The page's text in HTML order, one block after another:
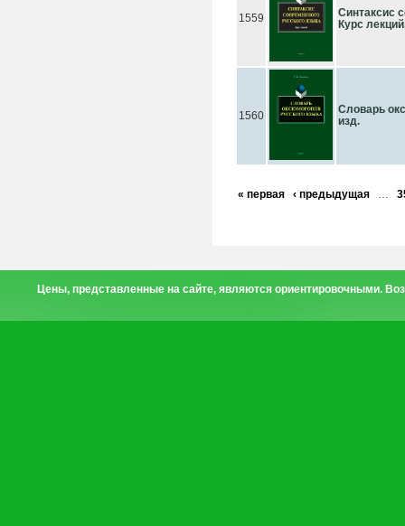
1559
Синтаксис
Курс
1560
Словарь
изд.
« первая ‹ предыдущая …
Цены, представленные на сайте, являются ориентировочными.